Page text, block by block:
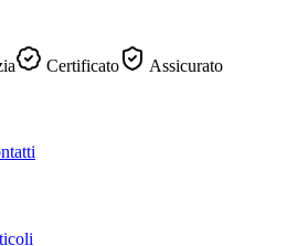
Certificato Assicurato